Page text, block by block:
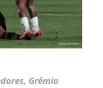
Grêmio